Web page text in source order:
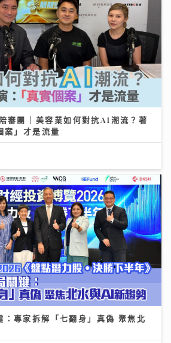
審團 | 美容業如何對抗AI潮流？著
案」才是流量
：專家拆解「七翻身」真偽 聚焦北